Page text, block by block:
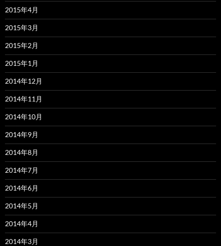
2015年4月
2015年3月
2015年2月
2015年1月
2014年12月
2014年11月
2014年10月
2014年9月
2014年8月
2014年7月
2014年6月
2014年5月
2014年4月
2014年3月